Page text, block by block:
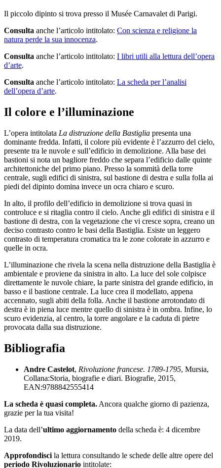
Il piccolo dipinto si trova presso il Musée Carnavalet di Parigi.
Consulta anche l’articolo intitolato: Con scienza e religione la
natura perde la sua innocenza.
Consulta anche l’articolo intitolato: I libri utili alla lettura dell’opera
d’arte.
Consulta anche l’articolo intitolato: La scheda per l’analisi
dell’opera d’arte.
Il colore e l’illuminazione
L’opera intitolata La distruzione della Bastiglia presenta una
dominante fredda. Infatti, il colore più evidente è l’azzurro del cielo,
presente tra le nuvole e sull’edificio in demolizione. Alla base dei
bastioni si nota un bagliore freddo che separa l’edificio dalle quinte
architettoniche del primo piano. Presso la sommità della torre
centrale, sugli edifici di sinistra, sul bastione di destra e sulla folla ai
piedi del dipinto domina invece un ocra chiaro e scuro.
In alto, il profilo dell’edificio in demolizione si trova quasi in
controluce e si ritaglia contro il cielo. Anche gli edifici di sinistra e il
bastione di destra, con la vegetazione che vi cresce sopra, creano un
deciso contrasto contro le basi della Bastiglia. Esiste un leggero
contrasto di temperatura cromatica tra le zone colorate in azzurro e
quelle in ocra.
L’illuminazione che rivela la scena nella distruzione della Bastiglia è
ambientale e proviene da sinistra in alto. La luce del sole colpisce
direttamente le nuvole chiare, la parte sinistra del grande edificio, in
basso e il bastione centrale. La luce crea il modellato, appena
accennato, sugli abiti della folla. Anche il bastione arrotondato di
destra è in piena luce mentre quello di sinistra è in ombra. Infine, lo
scuro evidenzia, al centro, la torre angolare e la caduta di pietre
provocata dalla sua distruzione.
Bibliografia
Andre Castelot, Rivoluzione francese. 1789-1795, Mursia,
Collana:Storia, biografie e diari. Biografie, 2015,
EAN:9788842555414
La scheda è quasi completa. Ancora qualche giorno di pazienza,
grazie per la tua visita!
La data dell’ultimo aggiornamento della scheda è: 4 dicembre
2019.
Approfondisci la lettura consultando le schede delle altre opere del
periodo Rivoluzionario intitolate: